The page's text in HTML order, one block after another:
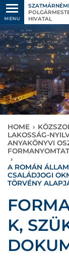
MENU
HIVATAL
HOME ›
LAKOSSÁG-
ANYAKÖNYVI
›
A ROMÁN
CSALÁDJOGI
TÖRVÉNY
K,